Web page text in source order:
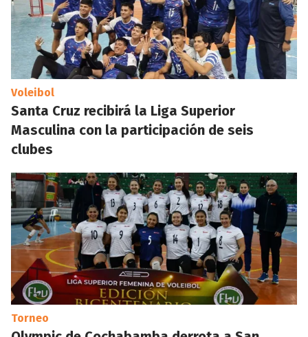
Voleibol
Santa Cruz recibirá la Liga Superior
Masculina con la participación de seis
clubes
Torneo